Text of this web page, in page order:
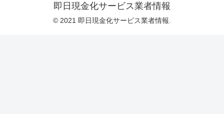
即日現金化サービス業者情報
© 2021 即日現金化サービス業者情報.